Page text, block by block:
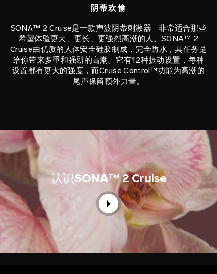
阴蒂欢愉
SONA™ 2 Cruise是一款声波阴蒂刺激器，非常适合那些
希望体验更大、更长、更强烈高潮的人。SONA™ 2
Cruise由优质的人体安全硅胶制成，完全防水，其任务是
给你带来多重和强烈的高潮。它有12种振动设置，每种
设置都有更大的强度，而Cruise Control™功能为高潮的
尾声保留额外力量。
认识SONA™ 2 Cruise